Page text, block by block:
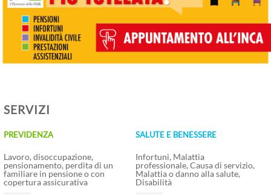
SERVIZI
PREVIDENZA
Lavoro, disoccupazione,
pensionamento, perdita di un
familiare in pensione o con
copertura assicurativa
SALUTE E BENESSERE
Infortuni, Malattia
professionale, Causa di servizio,
Malattia o danno alla salute,
Disabilità